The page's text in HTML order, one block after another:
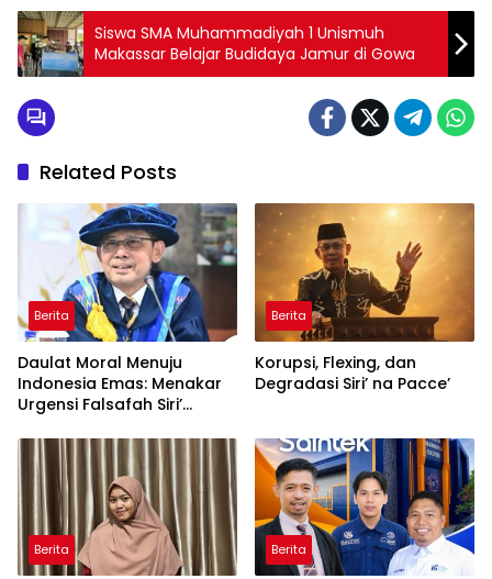
Siswa SMA Muhammadiyah 1 Unismuh
Makassar Belajar Budidaya Jamur di Gowa
Related Posts
Berita
Daulat Moral Menuju
Indonesia Emas: Menakar
Urgensi Falsafah Siri’
Ancaman Kleptokrasi
Berita
Korupsi, Flexing, dan
Degradasi Siri’ na Pacce’
Berita Berita